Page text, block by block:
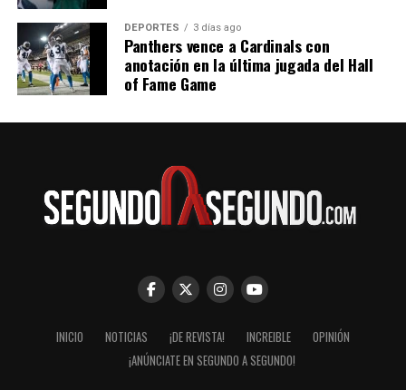
DEPORTES 3 días ago
Panthers vence a Cardinals con
anotación en la última jugada del Hall
of Fame Game
INICIO NOTICIAS ¡DE REVISTA! INCREIBLE
OPINIÓN
¡ANÚNCIATE EN SEGUNDO A SEGUNDO!